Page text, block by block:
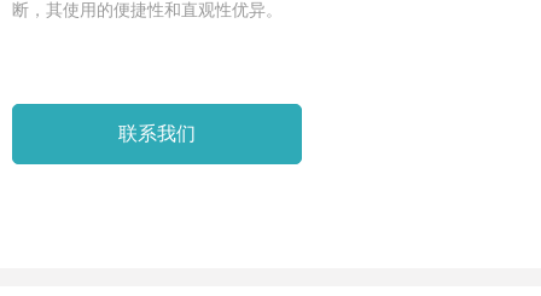
断，其使用的便捷性和直观性优异。
联系我们